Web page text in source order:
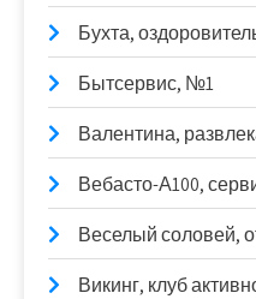
Бухта,
Бытсервис, №1
Валентина,
Вебасто-А100,
Веселый соловей,
Викинг, клуб